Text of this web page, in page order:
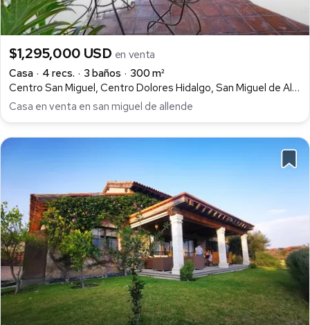
$1,295,000 USD en venta
Casa
4 recs. 3 baños
300 m²
Centro San Miguel, Centro Dolores Hidalgo, San Miguel de Allende
Casa en venta en san miguel de allende